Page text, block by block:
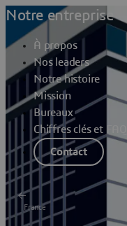
Notre entreprise
À propos
Nos leaders
Notre histoire
Mission
Bureaux
Chiffres clés et FAQs
Contact
France